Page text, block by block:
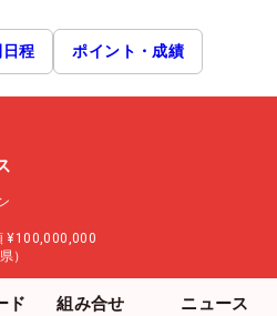
程 ポイント・成績
¥100,000,000
）
ド 組み合せ ニュース